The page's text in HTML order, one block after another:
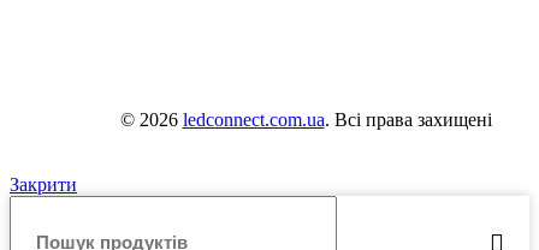
© 2026 ledconnect.com.ua. Всі права захищені
Закрити